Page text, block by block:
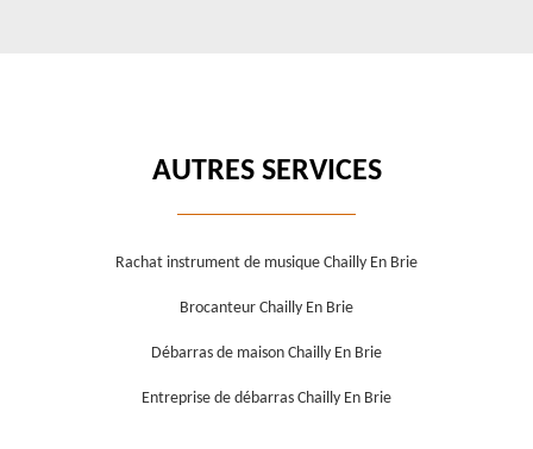
AUTRES SERVICES
Rachat instrument de musique Chailly En Brie
Brocanteur Chailly En Brie
Débarras de maison Chailly En Brie
Entreprise de débarras Chailly En Brie